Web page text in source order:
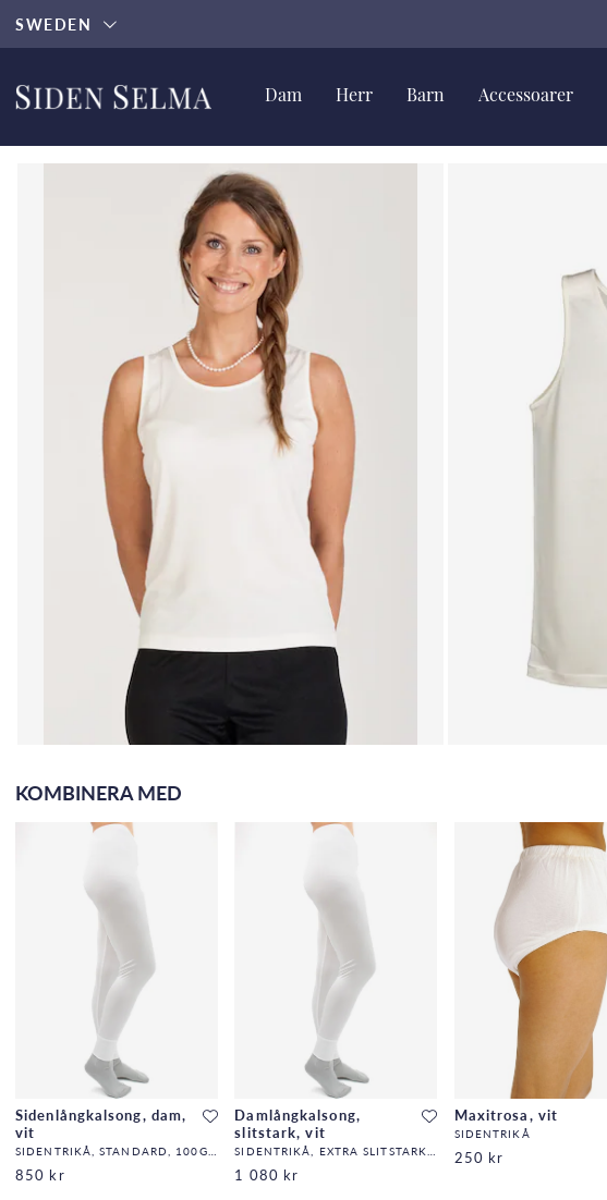
SWEDEN
Dam Herr Barn Accessoarer
KOMBINERA MED
Sidenlångkalsong, dam,
vit
SIDENTRIKÅ, STANDARD, 100G/M2,32,DF
850 kr
Damlångkalsong,
slitstark, vit
SIDENTRIKÅ, EXTRA SLITSTARK, 140G/M2,32,DF
1 080 kr
Maxitrosa, vit
SIDENTRIKÅ
250 kr